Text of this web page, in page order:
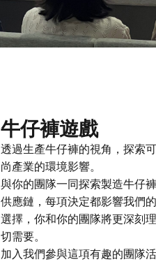
牛仔褲遊戲
透過生產牛仔褲的視角，探索
尚產業的環境影響。
與你的團隊一同探索製造牛仔
供應鏈，每項決定都影響我們
選擇，你和你的團隊將更深刻
切需要。
加入我們參與這項有趣的團隊